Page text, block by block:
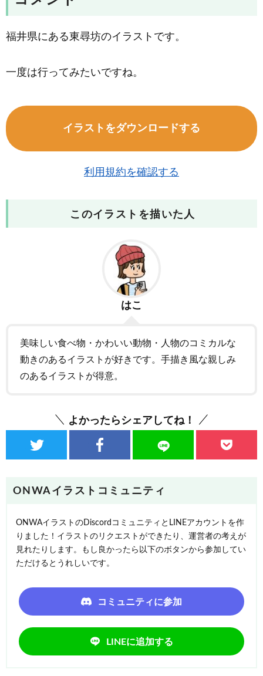
福井県にある東尋坊のイラストです。
一度は行ってみたいですね。
イラストをダウンロードする
利用規約を確認する
このイラストを描いた人
はこ
美味しい食べ物・かわいい動物・人物のコミカルな
動きのあるイラストが好きです。手描き風な親しみ
のあるイラストが得意。
よかったらシェアしてね！
ONWAイラストコミュニティ
ONWAイラストのDiscordコミュニティとLINEアカウントを作
りました！イラストのリクエストができたり、運営者の考えが
見れたりします。もし良かったら以下のボタンから参加してい
ただけるとうれしいです。
コミュニティに参加
LINEに追加する